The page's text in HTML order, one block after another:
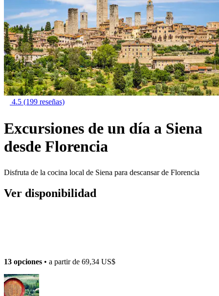
4.5 (199 reseñas)
Excursiones de un día a Siena
desde Florencia
Disfruta de la cocina local de Siena para descansar de Florencia
Ver disponibilidad
13 opciones • a partir de 69,34 US$